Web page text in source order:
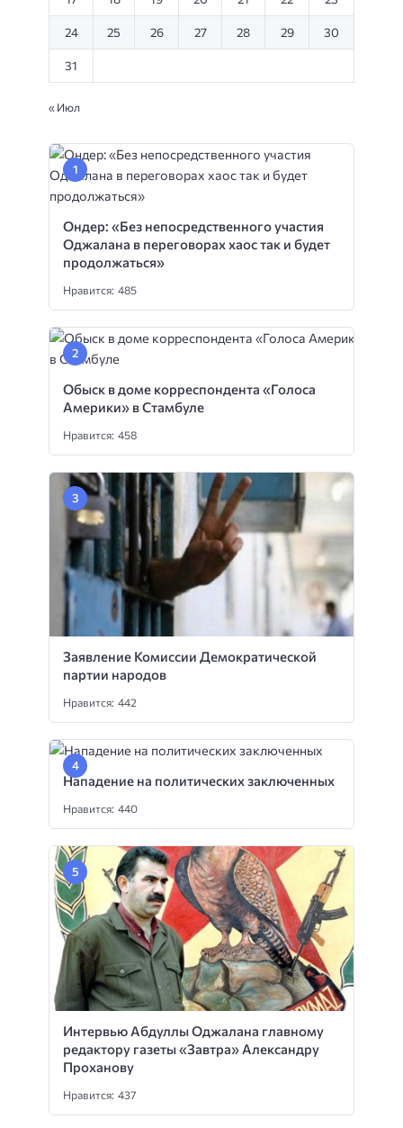
24 25 26 27 28 29 30
31
« Июл
Ондер: «Без непосредственного участия
Оджалана в переговорах хаос так и будет
продолжаться»
Нравится: 485
Обыск в доме корреспондента «Голоса
Америки» в Стамбуле
Нравится: 458
Заявление Комиссии Демократической
партии народов
Нравится: 442
Нападение на политических заключенных
Нравится: 440
Интервью Абдуллы Оджалана главному
редактору газеты «Завтра» Александру
Проханову
Нравится: 437